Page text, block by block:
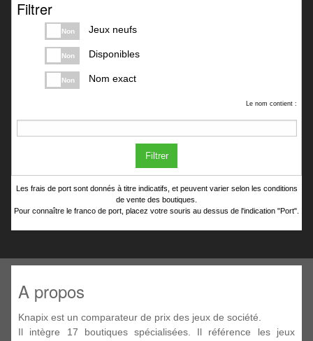
Filtrer
Non Jeux neufs
Non Disponibles
Non Nom exact
Le nom contient :
Filtrer
Les frais de port sont donnés à titre indicatifs, et peuvent varier selon les conditions
de vente des boutiques.
Pour connaître le franco de port, placez votre souris au dessus de l'indication "Port".
A propos
Knapix est un comparateur de prix des jeux de société.
Il intègre 17 boutiques spécialisées. Il référence les jeux